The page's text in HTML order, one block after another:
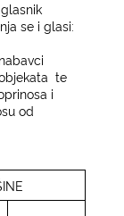
se i glasi:
te
i
od